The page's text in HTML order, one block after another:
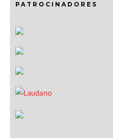
PATROCINADORES